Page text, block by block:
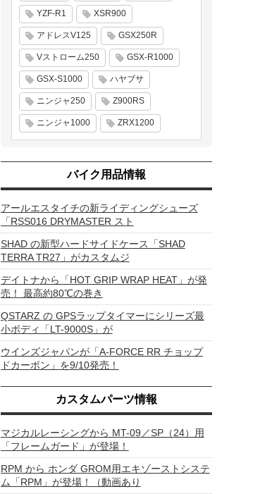
YZF-R1 XSR900
アドレスV125 GSX250R
Vストローム250 GSX-R1000
GSX-S1000 ハヤブサ
ニンジャ250 Z900RS
ニンジャ1000 ZRX1200
バイク用品情報
アールエスタイチの新ライディングシューズ
「RSS016 DRYMASTER スト
SHAD の新型ハードサイドケース「SHAD
TERRA TR27」がカスタムジ
デイトナから「HOT GRIP WRAP HEAT」が発
売！ 最高約80℃の巻き
QSTARZ の GPSラップタイマーにシリーズ最
小ボディ「LT-9000S」が
ウインズジャパンが「A-FORCE RR チョップ
ドカーボン」を9/10発売！
カスタムパーツ情報
マジカルレーシングから MT-09／SP（24）用
「フレームガード」が登場！
RPM から ホンダ GROM用エキゾーストシステ
ム「RPM」が登場！（動画あり